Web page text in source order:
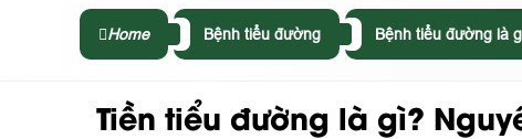
Home Bệnh tiểu đường Bệnh tiểu đường là
Tiền tiểu đường là gì?